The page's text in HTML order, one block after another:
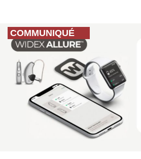
COMMUNIQUÉ